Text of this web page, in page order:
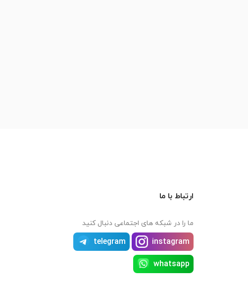
ارتباط با ما
ما را در شبکه های اجتماعی دنبال کنید
instagram
telegram
whatsapp